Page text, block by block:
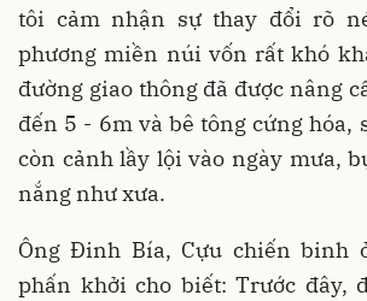
tôi cảm nhận sự thay đổi rõ
phương miền núi vốn rất khó
đường giao thông đã được nâng
đến 5 - 6m và bê tông cứng hóa,
còn cảnh lầy lội vào ngày mưa,
nắng như xưa.
Ông Đinh Bía, Cựu chiến binh
phấn khởi cho biết: Trước đây,